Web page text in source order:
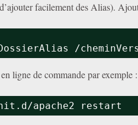
facilement des Alias).
/
ligne de commande par exemple :
.d/apache2 restart